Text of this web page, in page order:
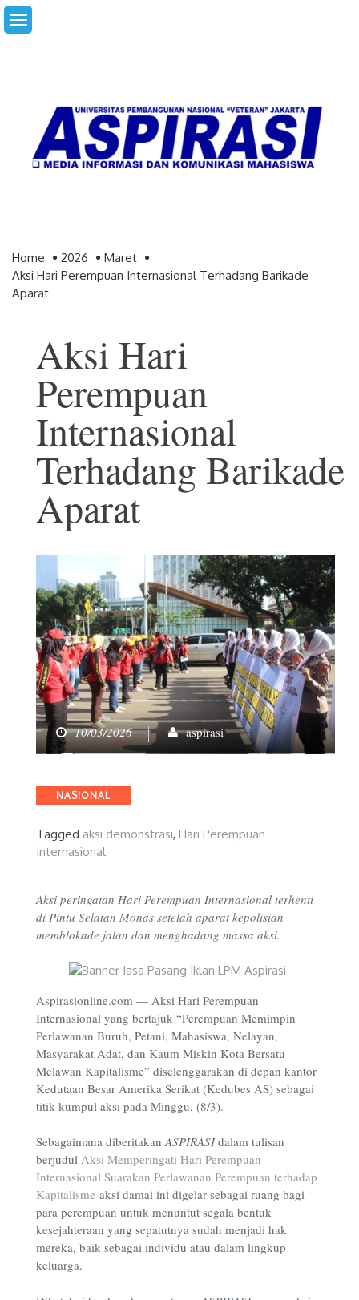
Skip
to
Home 2026
Maret
Aksi Hari Perempuan Internasional Terhadang Barikade
Aparat
Aksi Hari
Perempuan
Internasional
Terhadang Barikade
Aparat
10/03/2026 aspirasi
Categories
NASIONAL
Tagged aksi demonstrasi, Hari Perempuan
Internasional
Aksi peringatan Hari Perempuan Internasional terhenti
di Pintu Selatan Monas setelah aparat kepolisian
memblokade jalan dan menghadang massa aksi.
Aspirasionline.com — Aksi Hari Perempuan
Internasional yang bertajuk “Perempuan Memimpin
Perlawanan Buruh, Petani, Mahasiswa, Nelayan,
Masyarakat Adat, dan Kaum Miskin Kota Bersatu
Melawan Kapitalisme” diselenggarakan di depan kantor
Kedutaan Besar Amerika Serikat (Kedubes AS) sebagai
titik kumpul aksi pada Minggu, (8/3).
Sebagaimana diberitakanASPIRASIdalam tulisan
berjudul Aksi Memperingati Hari Perempuan
Internasional Suarakan Perlawanan Perempuan terhadap
Kapitalisme aksi damai ini digelar sebagai ruang bagi
para perempuan untuk menuntut segala bentuk
kesejahteraan yang sepatutnya sudah menjadi hak
mereka, baik sebagai individu atau dalam lingkup
keluarga.